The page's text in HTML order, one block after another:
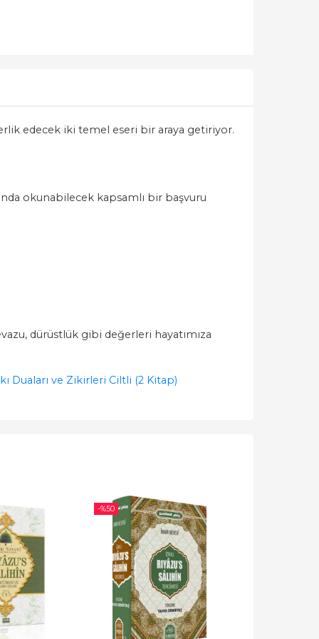
edecek iki temel eseri bir araya getiriyor.
okunabilecek kapsamlı bir başvuru
dürüstlük gibi değerleri hayatımıza
Duaları ve Zikirleri Ciltli (2 Kitap)
-%50